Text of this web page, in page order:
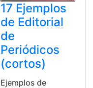
17 Ejemplos
de Editorial
de
Periódicos
(cortos)
Ejemplos de